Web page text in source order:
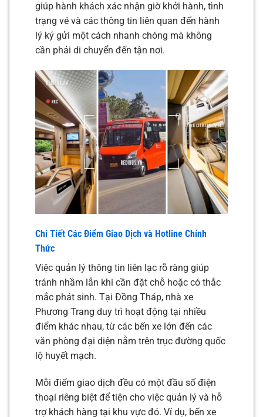
giúp hành khách xác nhận giờ khởi hành, tình
trạng vé và các thông tin liên quan đến hành
lý ký gửi một cách nhanh chóng mà không
cần phải di chuyển đến tận nơi.
Chi Tiết Các Điểm Giao Dịch và Hotline Chính
Thức
Việc quản lý thông tin liên lạc rõ ràng giúp
tránh nhầm lẫn khi cần đặt chỗ hoặc có thắc
mắc phát sinh. Tại Đồng Tháp, nhà xe
Phương Trang duy trì hoạt động tại nhiều
điểm khác nhau, từ các bến xe lớn đến các
văn phòng đại diện nằm trên trục đường quốc
lộ huyết mạch.
Mỗi điểm giao dịch đều có một đầu số điện
thoại riêng biệt để tiện cho việc quản lý và hỗ
trợ khách hàng tại khu vực đó. Ví dụ, bến xe